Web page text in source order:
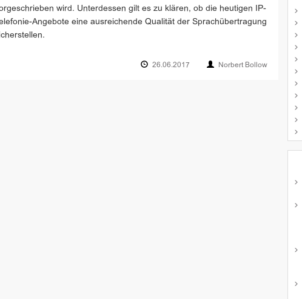
wird. Unterdessen gilt es zu klären, ob die heutigen IP-
Angebote eine ausreichende Qualität der Sprachübertragung
26.06.2017 Norbert Bollow